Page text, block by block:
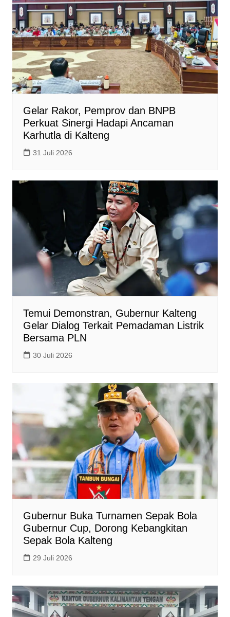
Gelar Rakor, Pemprov dan BNPB
Perkuat Sinergi Hadapi Ancaman
Karhutla di Kalteng
31 Juli 2026
Temui Demonstran, Gubernur Kalteng
Gelar Dialog Terkait Pemadaman Listrik
Bersama PLN
30 Juli 2026
Gubernur Buka Turnamen Sepak Bola
Gubernur Cup, Dorong Kebangkitan
Sepak Bola Kalteng
29 Juli 2026